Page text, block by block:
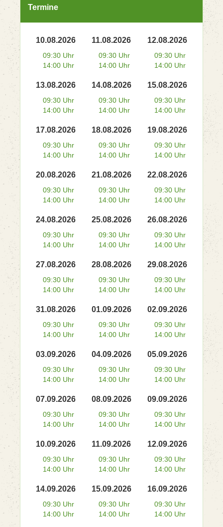
Termine
10.08.2026
09:30 Uhr
14:00 Uhr
11.08.2026
09:30 Uhr
14:00 Uhr
12.08.2026
09:30 Uhr
14:00 Uhr
13.08.2026
09:30 Uhr
14:00 Uhr
14.08.2026
09:30 Uhr
14:00 Uhr
15.08.2026
09:30 Uhr
14:00 Uhr
17.08.2026
09:30 Uhr
14:00 Uhr
18.08.2026
09:30 Uhr
14:00 Uhr
19.08.2026
09:30 Uhr
14:00 Uhr
20.08.2026
09:30 Uhr
14:00 Uhr
21.08.2026
09:30 Uhr
14:00 Uhr
22.08.2026
09:30 Uhr
14:00 Uhr
24.08.2026
09:30 Uhr
14:00 Uhr
25.08.2026
09:30 Uhr
14:00 Uhr
26.08.2026
09:30 Uhr
14:00 Uhr
27.08.2026
09:30 Uhr
14:00 Uhr
28.08.2026
09:30 Uhr
14:00 Uhr
29.08.2026
09:30 Uhr
14:00 Uhr
31.08.2026
09:30 Uhr
14:00 Uhr
01.09.2026
09:30 Uhr
14:00 Uhr
02.09.2026
09:30 Uhr
14:00 Uhr
03.09.2026
09:30 Uhr
14:00 Uhr
04.09.2026
09:30 Uhr
14:00 Uhr
05.09.2026
09:30 Uhr
14:00 Uhr
07.09.2026
09:30 Uhr
14:00 Uhr
08.09.2026
09:30 Uhr
14:00 Uhr
09.09.2026
09:30 Uhr
14:00 Uhr
10.09.2026
09:30 Uhr
14:00 Uhr
11.09.2026
09:30 Uhr
14:00 Uhr
12.09.2026
09:30 Uhr
14:00 Uhr
14.09.2026
09:30 Uhr
14:00 Uhr
15.09.2026
09:30 Uhr
14:00 Uhr
16.09.2026
09:30 Uhr
14:00 Uhr